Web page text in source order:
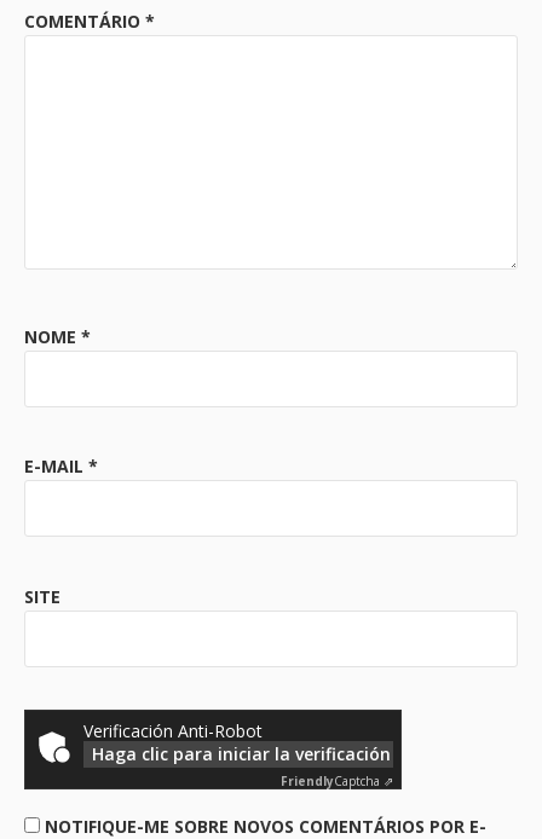
COMENTÁRIO *
NOME *
E-MAIL *
SITE
Verificación Anti-Robot
Haga clic para iniciar la verificación
FriendlyCaptcha ⇗
NOTIFIQUE-ME SOBRE NOVOS COMENTÁRIOS POR E-